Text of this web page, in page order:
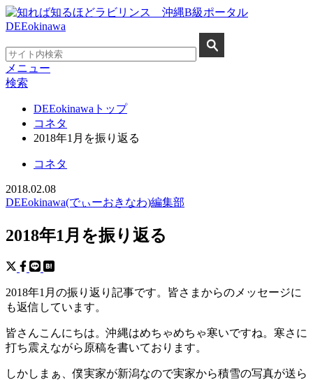
メニュー
検索
DEEokinawaトップ
コネタ
2018年1月を振り返る
コネタ
2018.02.08
DEEokinawa(でぃーおきなわ)編集部
2018年1月を振り返る
2018年1月の振り返り記事です。皆さまからのメッセージに
も返信しています。
皆さんこんにちは。沖縄はめちゃめちゃ寒いですね。寒さに
打ち震えながら原稿を書いております。
しかしまぁ、僕実家が新潟なので実家から積雪の写真が送ら